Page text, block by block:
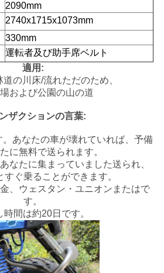
2090mm
2740x1715x1073mm
330mm
運転者及び助手席ベルト
適用:
の川床/流れただのため、
および公園の山の道
ンザクションの言葉:
あなたの車が壊れていれば、予備
に無料で送られます。
なたに集まっていました送られ、
すぐ乗ることができます。
、ウェスタン・ユニオンまたはで
す。
時間は約20日です。